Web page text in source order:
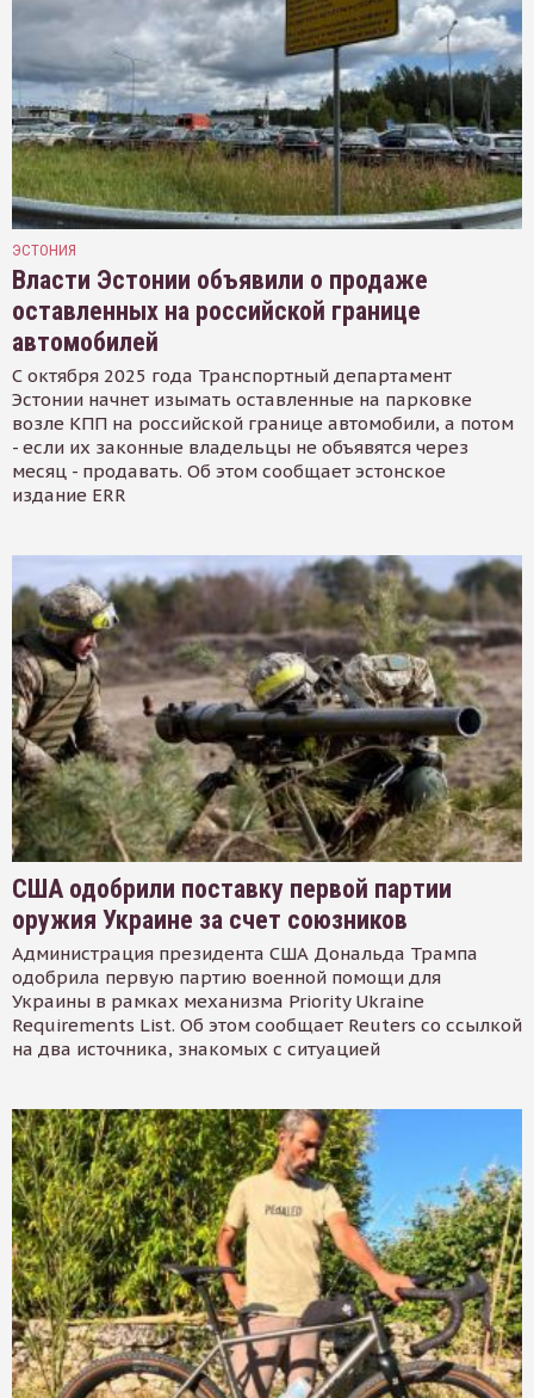
ЭСТОНИЯ
Власти Эстонии объявили о продаже
оставленных на российской границе
автомобилей
С октября 2025 года Транспортный департамент
Эстонии начнет изымать оставленные на парковке
возле КПП на российской границе автомобили, а потом
- если их законные владельцы не объявятся через
месяц - продавать. Об этом сообщает эстонское
издание ERR
США одобрили поставку первой партии
оружия Украине за счет союзников
Администрация президента США Дональда Трампа
одобрила первую партию военной помощи для
Украины в рамках механизма Priority Ukraine
Requirements List. Об этом сообщает Reuters со ссылкой
на два источника, знакомых с ситуацией